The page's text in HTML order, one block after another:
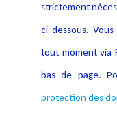
strictement
ci-dessous.
tout moment via
bas de page.
protection des